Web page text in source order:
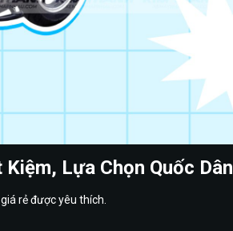
Kiệm, Lựa Chọn Quốc Dân
rẻ được yêu thích.